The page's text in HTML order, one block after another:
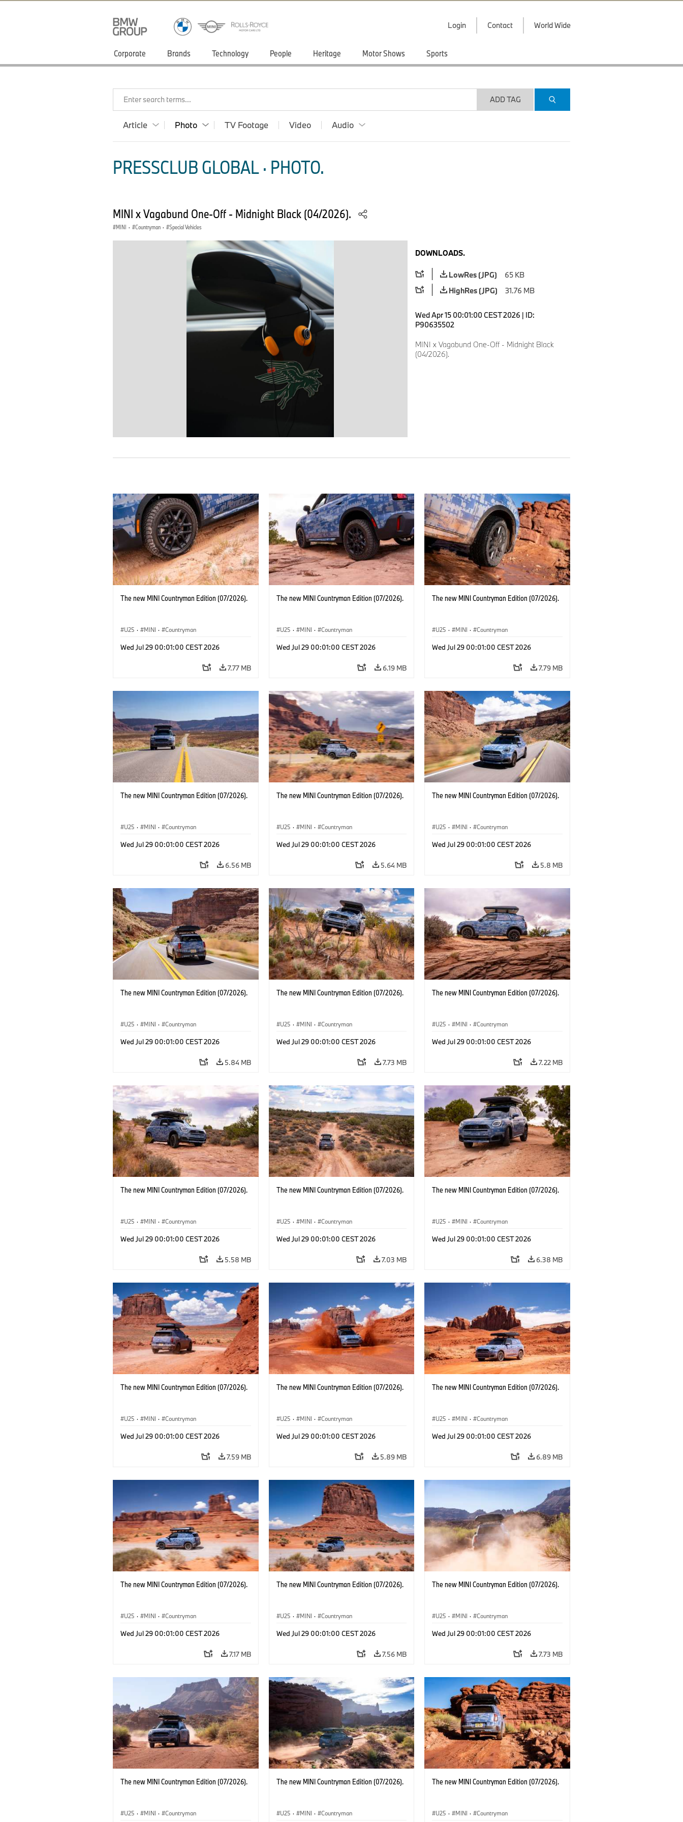
Login Contact World Wide
Corporate Brands Technology People Heritage Motor Shows Sports
Enter search terms... ADD TAG
Article Photo TV Footage Video Audio
PRESSCLUB GLOBAL · PHOTO.
MINI x Vagabund One-Off - Midnight Black (04/2026).
MINI · Countryman · Special Vehicles
DOWNLOADS.
LowRes (JPG)
65 KB
HighRes (JPG)
31.76 MB
Wed Apr 15 00:01:00 CEST 2026 | ID:
P90635502
MINI x Vagabund One-Off - Midnight Black
(04/2026).
The new MINI Countryman Edition (07/2026).
U25 · MINI · Countryman
Wed Jul 29 00:01:00 CEST 2026
7.77 MB
The new MINI Countryman Edition (07/2026).
U25 · MINI · Countryman
Wed Jul 29 00:01:00 CEST 2026
6.19 MB
The new MINI Countryman Edition (07/2026).
U25 · MINI · Countryman
Wed Jul 29 00:01:00 CEST 2026
7.79 MB
The new MINI Countryman Edition (07/2026).
U25 · MINI · Countryman
Wed Jul 29 00:01:00 CEST 2026
6.56 MB
The new MINI Countryman Edition (07/2026).
U25 · MINI · Countryman
Wed Jul 29 00:01:00 CEST 2026
5.64 MB
The new MINI Countryman Edition (07/2026).
U25 · MINI · Countryman
Wed Jul 29 00:01:00 CEST 2026
5.8 MB
The new MINI Countryman Edition (07/2026).
U25 · MINI · Countryman
Wed Jul 29 00:01:00 CEST 2026
5.84 MB
The new MINI Countryman Edition (07/2026).
U25 · MINI · Countryman
Wed Jul 29 00:01:00 CEST 2026
7.73 MB
The new MINI Countryman Edition (07/2026).
U25 · MINI · Countryman
Wed Jul 29 00:01:00 CEST 2026
7.22 MB
The new MINI Countryman Edition (07/2026).
U25 · MINI · Countryman
Wed Jul 29 00:01:00 CEST 2026
5.58 MB
The new MINI Countryman Edition (07/2026).
U25 · MINI · Countryman
Wed Jul 29 00:01:00 CEST 2026
7.03 MB
The new MINI Countryman Edition (07/2026).
U25 · MINI · Countryman
Wed Jul 29 00:01:00 CEST 2026
6.38 MB
The new MINI Countryman Edition (07/2026).
U25 · MINI · Countryman
Wed Jul 29 00:01:00 CEST 2026
7.59 MB
The new MINI Countryman Edition (07/2026).
U25 · MINI · Countryman
Wed Jul 29 00:01:00 CEST 2026
5.89 MB
The new MINI Countryman Edition (07/2026).
U25 · MINI · Countryman
Wed Jul 29 00:01:00 CEST 2026
6.89 MB
The new MINI Countryman Edition (07/2026).
U25 · MINI · Countryman
Wed Jul 29 00:01:00 CEST 2026
7.17 MB
The new MINI Countryman Edition (07/2026).
U25 · MINI · Countryman
Wed Jul 29 00:01:00 CEST 2026
7.56 MB
The new MINI Countryman Edition (07/2026).
U25 · MINI · Countryman
Wed Jul 29 00:01:00 CEST 2026
7.73 MB
The new MINI Countryman Edition (07/2026).
U25 · MINI · Countryman
The new MINI Countryman Edition (07/2026).
U25 · MINI · Countryman
The new MINI Countryman Edition (07/2026).
U25 · MINI · Countryman